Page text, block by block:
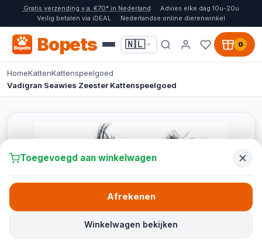
Gratis verzending v.a. €70* in Nederland
Advies elke dag 10u-20u
Veilig betalen via iDEAL
Nederlandse online dierenwinkel
Bopets 🇳🇱 0
HomeKattenKattenspeelgoed
Vadigran Seawies Zeester Kattenspeelgoed
Toegevoegd aan winkelwagen
Winkelwagen bekijken
Afrekenen